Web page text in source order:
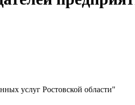
услуг Ростовской области"